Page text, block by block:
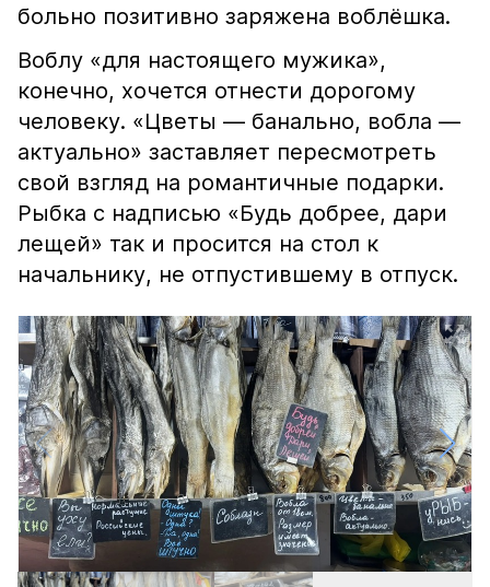
больно позитивно заряжена воблёшка.
Воблу «для настоящего мужика»,
конечно, хочется отнести дорогому
человеку. «Цветы — банально, вобла —
актуально» заставляет пересмотреть
свой взгляд на романтичные подарки.
Рыбка с надписью «Будь добрее, дари
лещей» так и просится на стол к
начальнику, не отпустившему в отпуск.